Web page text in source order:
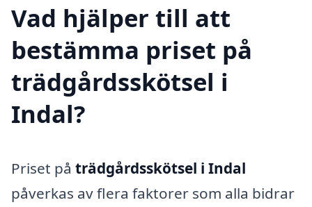
Vad hjälper till att
bestämma priset på
trädgårdsskötsel i
Indal?
Priset på trädgårdsskötsel i Indal
påverkas av flera faktorer som alla bidrar